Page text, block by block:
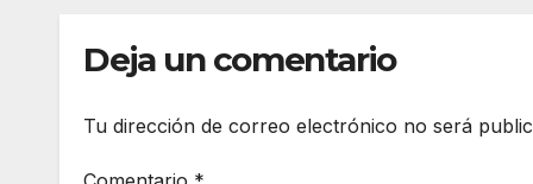
Deja un comentario
Tu dirección de correo electrónico no será